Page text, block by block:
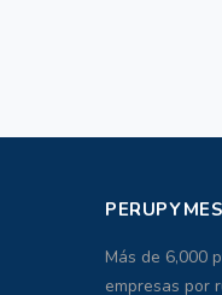
PERUPYMES
Más de 6,000
empresas por